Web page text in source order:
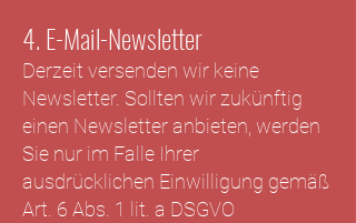
4. E-Mail-Newsletter
Derzeit versenden wir keine
Newsletter. Sollten wir zukünftig
einen Newsletter anbieten, werden
Sie nur im Falle Ihrer
ausdrücklichen Einwilligung gemäß
Art. 6 Abs. 1 lit. a DSGVO